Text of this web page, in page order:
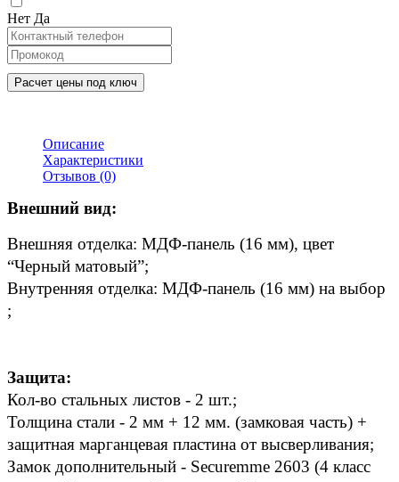
Нет Да
Расчет цены под ключ
Описание
Характеристики
Отзывов (0)
Внешний вид:
Внешняя отделка: МДФ-панель (16 мм), цвет
“Черный матовый”;
Внутренняя отделка: МДФ-панель (16 мм) на выбор
;
Защита:
Кол-во стальных листов - 2 шт.;
Толщина стали - 2 мм + 12 мм. (замковая часть) +
защитная марганцевая пластина от высверливания;
Замок дополнительный - Securemme 2603 (4 класс